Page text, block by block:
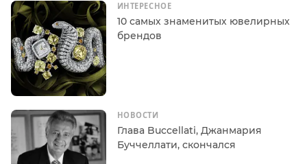
ИНТЕРЕСНОЕ
10 самых знаменитых ювелирных
брендов
НОВОСТИ
Глава Buccellati, Джанмария
Буччеллати, скончался